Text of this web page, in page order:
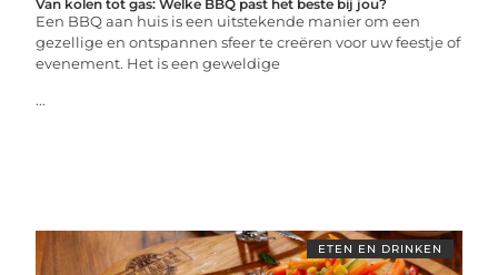
Van kolen tot gas: Welke BBQ past het beste bij jou?
Een BBQ aan huis is een uitstekende manier om een
gezellige en ontspannen sfeer te creëren voor uw feestje of
evenement. Het is een geweldige
...
ETEN EN DRINKEN